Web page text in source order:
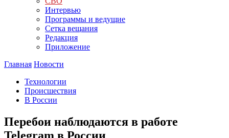
Интервью
Программы и ведущие
Сетка вещания
Редакция
Приложение
Главная Новости
Технологии
Происшествия
В России
Перебои наблюдаются в работе